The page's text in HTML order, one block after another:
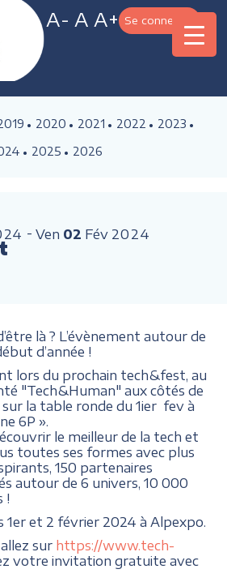
A- A A+ Se connecter
2020 2021 2022
2023
2025 2026
Ven 02 Fév 2024
là ? L’évènement autour de
d’année !
lors du prochain tech&fest, au
"Tech&Human" aux côtés de
la table ronde du 1ier fev à
6P ».
le meilleur de la tech et
toutes ses formes avec plus
150 partenaires
autour de 6 univers, 10 000
!
1er et 2 février 2024 à Alpexpo.
sur https://www.tech-
votre invitation gratuite avec